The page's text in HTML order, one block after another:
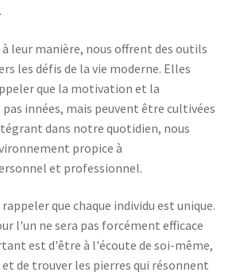
à leur manière, nous offrent des outils
les défis de la vie moderne. Elles
que la motivation et la
innées, mais peuvent être cultivées
dans notre quotidien, nous
propice à
et professionnel.
que chaque individu est unique.
l'un ne sera pas forcément efficace
est d'être à l'écoute de soi-même,
de trouver les pierres qui résonnent